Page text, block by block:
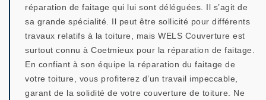
réparation de faitage qui lui sont déléguées. Il s’agit de
sa grande spécialité. Il peut être sollicité pour différents
travaux relatifs à la toiture, mais WELS Couverture est
surtout connu à Coetmieux pour la réparation de faitage.
En confiant à son équipe la réparation du faitage de
votre toiture, vous profiterez d’un travail impeccable,
garant de la solidité de votre couverture de toiture. Ne